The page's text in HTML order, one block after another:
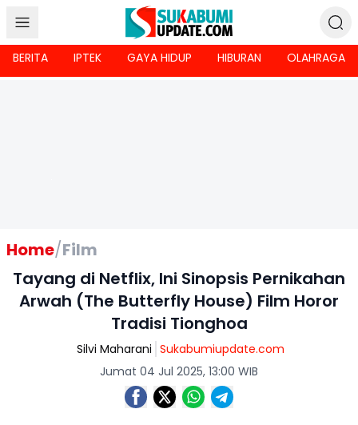
BERITA IPTEK GAYA HIDUP HIBURAN OLAHRAGA
Home/Film
Tayang di Netflix, Ini Sinopsis Pernikahan
Arwah (The Butterfly House) Film Horor
Tradisi Tionghoa
Silvi Maharani Sukabumiupdate.com
Jumat 04 Jul 2025, 13:00 WIB